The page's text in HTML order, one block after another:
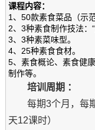
课程内容：
1、50款素食菜品（示
2、3种素食制作技法：“
3、3种素菜味型。
4、25种素食食材。
5、素食概论、素食健
制作等。
培训周期 ：
每期3个月，每
天12课时）